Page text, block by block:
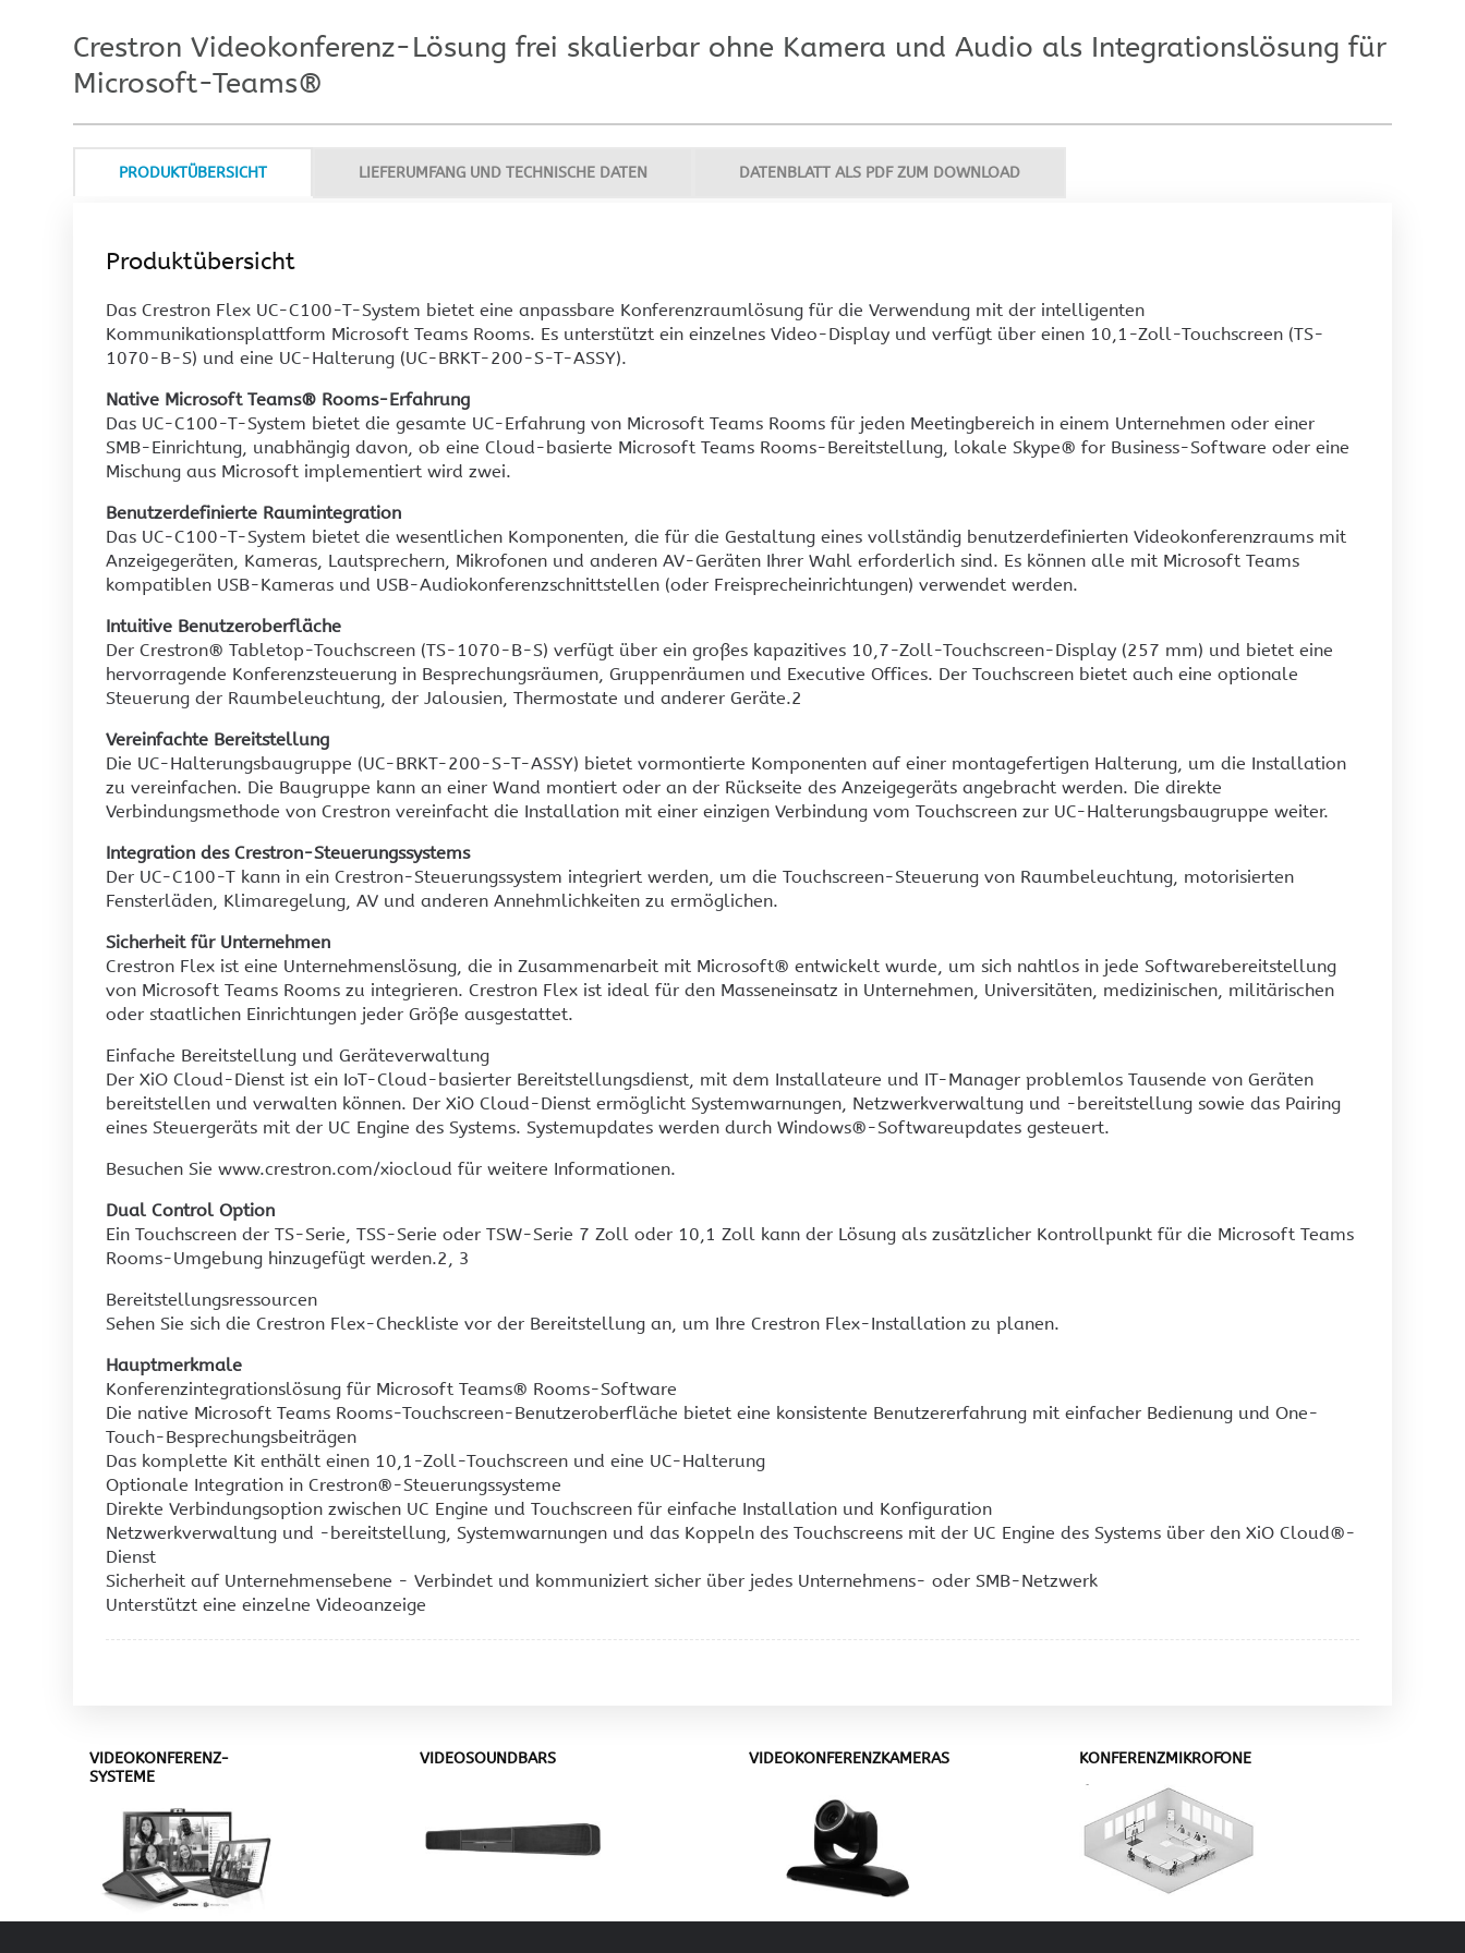
MENÜ AUSBLENDEN
INFILED LED-Wände
INFILED WP-Serie
INFILED WK-Serie
ARCAM und HEGEL
KEF Audio Geschichte
Crestron Netzwerktechnik
Crestron Videokonferenz-Lösung frei skalierbar ohne Kamera und Audio als Integrationslösung für
Microsoft-Teams®
PRODUKTÜBERSICHT LIEFERUMFANG UND TECHNISCHE DATEN DATENBLATT ALS PDF ZUM DOWNLOAD
Produktübersicht
Das Crestron Flex UC-C100-T-System bietet eine anpassbare Konferenzraumlösung für die Verwendung mit der intelligenten
Kommunikationsplattform Microsoft Teams Rooms. Es unterstützt ein einzelnes Video-Display und verfügt über einen 10,1-Zoll-Touchscreen (TS-
1070-B-S) und eine UC-Halterung (UC-BRKT-200-S-T-ASSY).
Native Microsoft Teams® Rooms-Erfahrung
Das UC-C100-T-System bietet die gesamte UC-Erfahrung von Microsoft Teams Rooms für jeden Meetingbereich in einem Unternehmen oder einer
SMB-Einrichtung, unabhängig davon, ob eine Cloud-basierte Microsoft Teams Rooms-Bereitstellung, lokale Skype® for Business-Software oder eine
Mischung aus Microsoft implementiert wird zwei.
Benutzerdefinierte Raumintegration
Das UC-C100-T-System bietet die wesentlichen Komponenten, die für die Gestaltung eines vollständig benutzerdefinierten Videokonferenzraums mit
Anzeigegeräten, Kameras, Lautsprechern, Mikrofonen und anderen AV-Geräten Ihrer Wahl erforderlich sind. Es können alle mit Microsoft Teams
kompatiblen USB-Kameras und USB-Audiokonferenzschnittstellen (oder Freisprecheinrichtungen) verwendet werden.
Intuitive Benutzeroberfläche
Der Crestron® Tabletop-Touchscreen (TS-1070-B-S) verfügt über ein großes kapazitives 10,7-Zoll-Touchscreen-Display (257 mm) und bietet eine
hervorragende Konferenzsteuerung in Besprechungsräumen, Gruppenräumen und Executive Offices. Der Touchscreen bietet auch eine optionale
Steuerung der Raumbeleuchtung, der Jalousien, Thermostate und anderer Geräte.2
Vereinfachte Bereitstellung
Die UC-Halterungsbaugruppe (UC-BRKT-200-S-T-ASSY) bietet vormontierte Komponenten auf einer montagefertigen Halterung, um die Installation
zu vereinfachen. Die Baugruppe kann an einer Wand montiert oder an der Rückseite des Anzeigegeräts angebracht werden. Die direkte
Verbindungsmethode von Crestron vereinfacht die Installation mit einer einzigen Verbindung vom Touchscreen zur UC-Halterungsbaugruppe weiter.
Integration des Crestron-Steuerungssystems
Der UC-C100-T kann in ein Crestron-Steuerungssystem integriert werden, um die Touchscreen-Steuerung von Raumbeleuchtung, motorisierten
Fensterläden, Klimaregelung, AV und anderen Annehmlichkeiten zu ermöglichen.
Sicherheit für Unternehmen
Crestron Flex ist eine Unternehmenslösung, die in Zusammenarbeit mit Microsoft® entwickelt wurde, um sich nahtlos in jede Softwarebereitstellung
von Microsoft Teams Rooms zu integrieren. Crestron Flex ist ideal für den Masseneinsatz in Unternehmen, Universitäten, medizinischen, militärischen
oder staatlichen Einrichtungen jeder Größe ausgestattet.
Einfache Bereitstellung und Geräteverwaltung
Der XiO Cloud-Dienst ist ein IoT-Cloud-basierter Bereitstellungsdienst, mit dem Installateure und IT-Manager problemlos Tausende von Geräten
bereitstellen und verwalten können. Der XiO Cloud-Dienst ermöglicht Systemwarnungen, Netzwerkverwaltung und -bereitstellung sowie das Pairing
eines Steuergeräts mit der UC Engine des Systems. Systemupdates werden durch Windows®-Softwareupdates gesteuert.
Besuchen Sie www.crestron.com/xiocloud für weitere Informationen.
Dual Control Option
Ein Touchscreen der TS-Serie, TSS-Serie oder TSW-Serie 7 Zoll oder 10,1 Zoll kann der Lösung als zusätzlicher Kontrollpunkt für die Microsoft Teams
Rooms-Umgebung hinzugefügt werden.2, 3
Bereitstellungsressourcen
Sehen Sie sich die Crestron Flex-Checkliste vor der Bereitstellung an, um Ihre Crestron Flex-Installation zu planen.
Hauptmerkmale
Konferenzintegrationslösung für Microsoft Teams® Rooms-Software
Die native Microsoft Teams Rooms-Touchscreen-Benutzeroberfläche bietet eine konsistente Benutzererfahrung mit einfacher Bedienung und One-
Touch-Besprechungsbeiträgen
Das komplette Kit enthält einen 10,1-Zoll-Touchscreen und eine UC-Halterung
Optionale Integration in Crestron®-Steuerungssysteme
Direkte Verbindungsoption zwischen UC Engine und Touchscreen für einfache Installation und Konfiguration
Netzwerkverwaltung und -bereitstellung, Systemwarnungen und das Koppeln des Touchscreens mit der UC Engine des Systems über den XiO Cloud®-
Dienst
Sicherheit auf Unternehmensebene - Verbindet und kommuniziert sicher über jedes Unternehmens- oder SMB-Netzwerk
Unterstützt eine einzelne Videoanzeige
VIDEOKONFERENZ-
SYSTEME
VIDEOSOUNDBARS VIDEOKONFERENZKAMERAS KONFERENZMIKROFONE